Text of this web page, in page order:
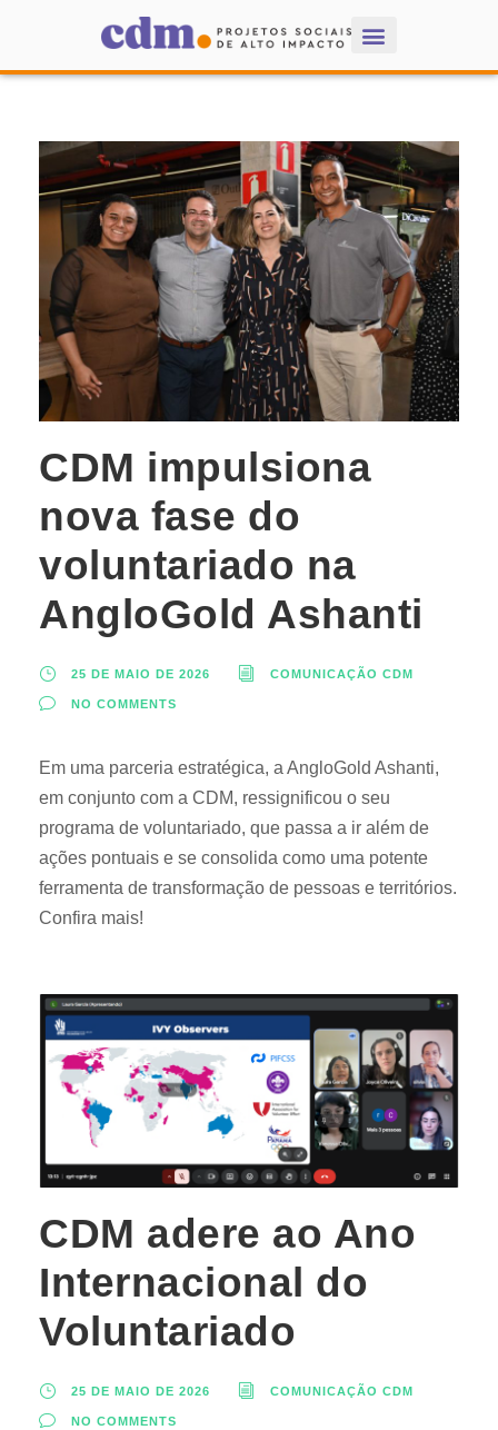
CDM impulsiona
nova fase do
voluntariado na
AngloGold Ashanti
25 DE MAIO DE 2026 COMUNICAÇÃO CDM
NO COMMENTS
Em uma parceria estratégica, a AngloGold Ashanti,
em conjunto com a CDM, ressignificou o seu
programa de voluntariado, que passa a ir além de
ações pontuais e se consolida como uma potente
ferramenta de transformação de pessoas e territórios.
Confira mais!
CDM adere ao Ano
Internacional do
Voluntariado
25 DE MAIO DE 2026 COMUNICAÇÃO CDM
NO COMMENTS